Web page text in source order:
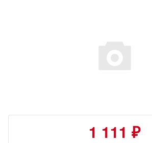
1 111 ₽